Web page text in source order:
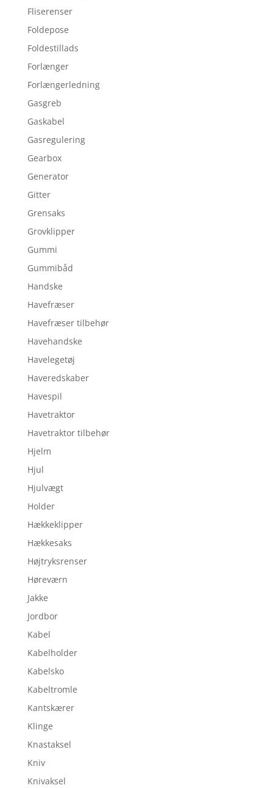
Fliserenser
Foldepose
Foldestillads
Forlænger
Forlængerledning
Gasgreb
Gaskabel
Gasregulering
Gearbox
Generator
Gitter
Grensaks
Grovklipper
Gummi
Gummibåd
Handske
Havefræser
Havefræser tilbehør
Havehandske
Havelegetøj
Haveredskaber
Havespil
Havetraktor
Havetraktor tilbehør
Hjelm
Hjul
Hjulvægt
Holder
Hækkeklipper
Hækkesaks
Højtryksrenser
Høreværn
Jakke
Jordbor
Kabel
Kabelholder
Kabelsko
Kabeltromle
Kantskærer
Klinge
Knastaksel
Kniv
Knivaksel